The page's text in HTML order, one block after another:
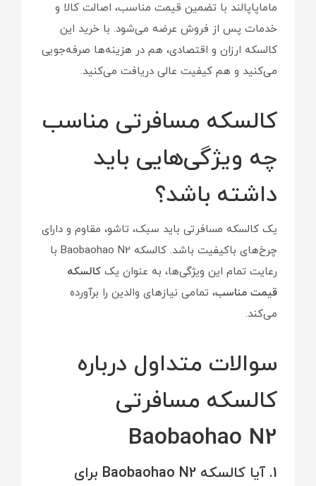
ماماپاپالند با تضمین قیمت مناسب، اصالت کالا و
خدمات پس از فروش عرضه می‌شود. با خرید این
کالسکه ارزان و اقتصادی، هم در هزینه‌ها صرفه‌جویی
می‌کنید و هم کیفیت عالی دریافت می‌کنید.
کالسکه مسافرتی مناسب
چه ویژگی‌هایی باید
داشته باشد؟
یک کالسکه مسافرتی باید سبک، تاشو، مقاوم و دارای
چرخ‌های باکیفیت باشد. کالسکه Baobaohao N2 با
رعایت تمام این ویژگی‌ها، به عنوان یک کالسکه
قیمت مناسب، تمامی نیازهای والدین را برآورده
می‌کند.
سوالات متداول درباره
کالسکه مسافرتی
Baobaohao N2
1. آیا کالسکه Baobaohao N2 برای